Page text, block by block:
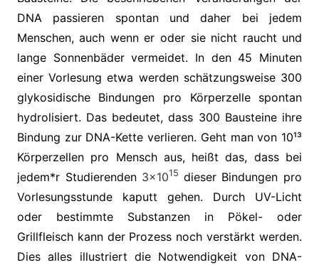
DNA passieren spontan und daher bei jedem
Menschen, auch wenn er oder sie nicht raucht und
lange Sonnenbäder vermeidet. In den 45 Minuten
einer Vorlesung etwa werden schätzungsweise 300
glykosidische Bindungen pro Körperzelle spontan
hydrolisiert. Das bedeutet, dass 300 Bausteine ihre
Bindung zur DNA-Kette verlieren. Geht man von 10¹³
Körperzellen pro Mensch aus, heißt das, dass bei
jedem*r Studierenden 3×1015 dieser Bindungen pro
Vorlesungsstunde kaputt gehen. Durch UV-Licht
oder bestimmte Substanzen in Pökel- oder
Grillfleisch kann der Prozess noch verstärkt werden.
Dies alles illustriert die Notwendigkeit von DNA-